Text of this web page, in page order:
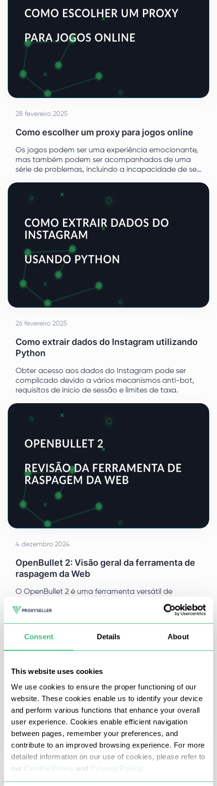
Consent Details About
This website uses cookies
We use cookies to ensure the proper functioning of our
website. These cookies enable us to identify your device
and perform various functions that enhance your overall
user experience. Cookies enable efficient navigation
between pages, remember your preferences, and
contribute to an improved browsing experience. For more
detailed information on our use of cookies, please refer to
our Cookie Policy and Privacy Policy
28 fevereiro 2025
Como escolher um proxy para jogos online
Os jogos podem ser uma experiência emocionante,
mas também podem ser acompanhados de uma
série de problemas, incluindo a incapacidade de se
26 fevereiro 2025
Como extrair dados do Instagram utilizando
Python
Obter acesso aos dados do Instagram pode ser
complicado devido a vários mecanismos anti-bot,
requisitos de início de sessão e limites de taxa.
4 dezembro 2024
OpenBullet 2: Visão geral da ferramenta de
raspagem da Web
O OpenBullet 2 é uma ferramenta versátil de
amigável, ampla funcionalidade, suporte a
22 julho 2024
Como efetuar o traceroute do endereço IP